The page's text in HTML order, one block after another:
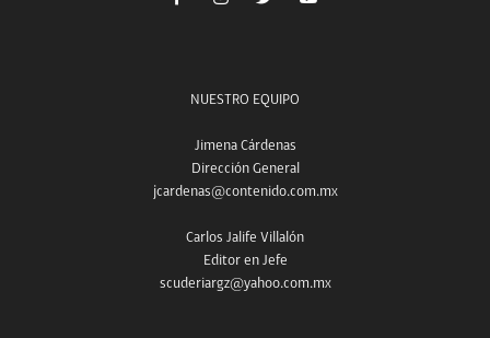
NUESTRO EQUIPO
Jimena Cárdenas
Dirección General
jcardenas@contenido.com.mx
Carlos Jalife Villalón
Editor en Jefe
scuderiargz@yahoo.com.mx